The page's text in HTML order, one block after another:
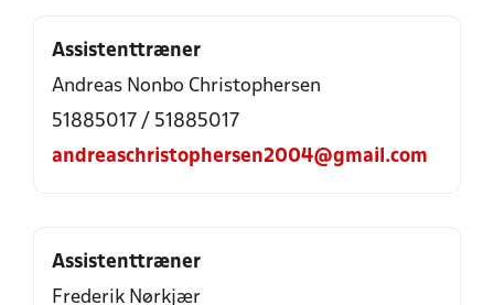
Assistenttræner
Andreas Nonbo Christophersen
51885017 / 51885017
andreaschristophersen2004@gmail.com
Assistenttræner
Frederik Nørkjær